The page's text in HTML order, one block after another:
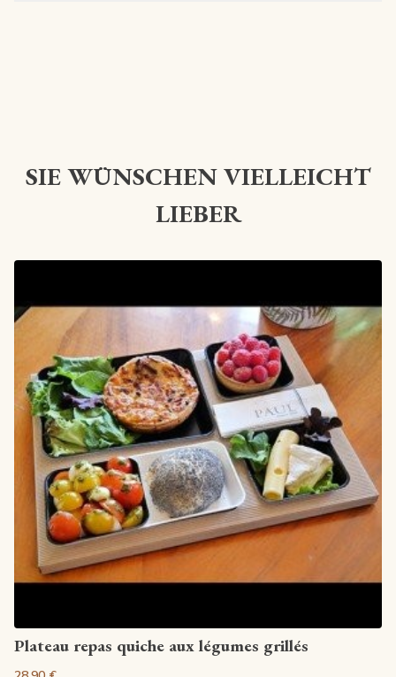
SIE WÜNSCHEN VIELLEICHT
LIEBER
Artikel anzeigen
Plateau repas quiche aux légumes grillés